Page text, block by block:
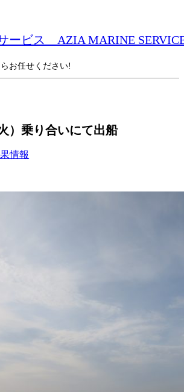
ービス AZIA MARINE
お任せください!
）乗り合いにて出船
情報